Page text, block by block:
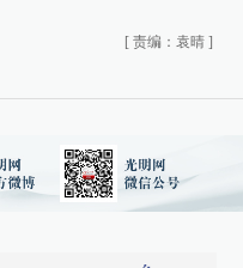
[ 责编：袁晴 ]